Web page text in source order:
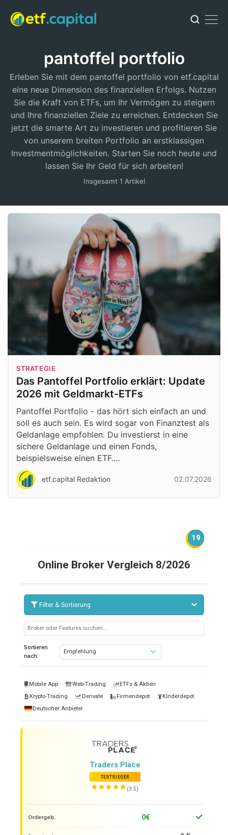
pantoffel portfolio
Erleben Sie mit dem pantoffel portfolio von etf.capital
eine neue Dimension des finanziellen Erfolgs. Nutzen
Sie die Kraft von ETFs, um Ihr Vermögen zu steigern
und Ihre finanziellen Ziele zu erreichen. Entdecken Sie
jetzt die smarte Art zu investieren und profitieren Sie
von unserem breiten Portfolio an erstklassigen
Investmentmöglichkeiten. Starten Sie noch heute und
lassen Sie Ihr Geld für sich arbeiten!
Insgesamt 1 Artikel
STRATEGIE
Das Pantoffel Portfolio erklärt: Update
2026 mit Geldmarkt-ETFs
Pantoffel Portfolio - das hört sich einfach an und
soll es auch sein. Es wird sogar von Finanztest als
Geldanlage empfohlen. Du investierst in eine
sichere Geldanlage und einen Fonds,
beispielsweise einen ETF.…
etf.capital Redaktion 02.07.2026